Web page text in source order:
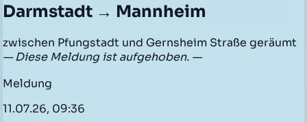
Darmstadt → Mannheim
zwischen Pfungstadt und Gernsheim Straße geräumt
— Diese Meldung ist aufgehoben. —
Meldung
11.07.26, 09:36